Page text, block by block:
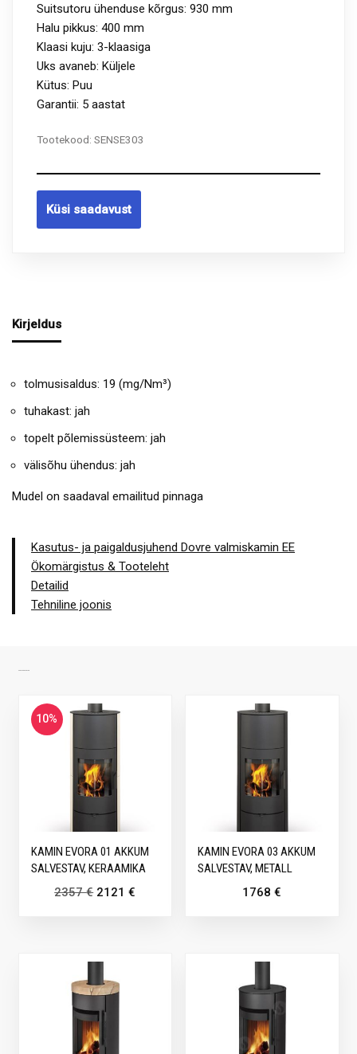
Suitsutoru ühenduse kõrgus: 930 mm
Halu pikkus: 400 mm
Klaasi kuju: 3-klaasiga
Uks avaneb: Küljele
Kütus: Puu
Garantii: 5 aastat
Tootekood: SENSE303
Küsi saadavust
Kirjeldus
tolmusisaldus: 19 (mg/Nm³)
tuhakast: jah
topelt põlemissüsteem: jah
välisõhu ühendus: jah
Mudel on saadaval emailitud pinnaga
Kasutus- ja paigaldusjuhend Dovre valmiskamin EE
Ökomärgistus & Tooteleht
Detailid
Tehniline joonis
10%
KAMIN EVORA 01 AKKUM
SALVESTAV, KERAAMIKA
2357€ 2121€
KAMIN EVORA 03 AKKUM
SALVESTAV, METALL
1768€